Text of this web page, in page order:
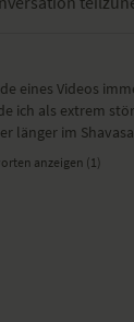
ganzer Körper
eines Videos
ich als extrem
länger im
anzeigen (1)